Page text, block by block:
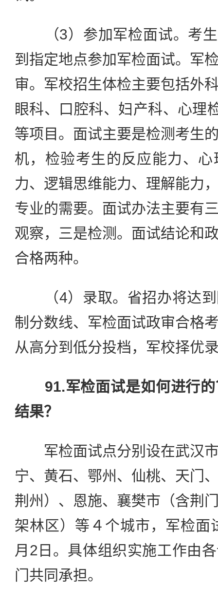
（3）参加军检面试。考生
到指定地点参加军检面试。军
审。军校招生体检主要包括外
眼科、口腔科、妇产科、心理
等项目。面试主要是检测考生
机，检验考生的反应能力、
力、逻辑思维能力、理解能力
专业的需要。面试办法主要有
观察，三是检测。面试结论和
合格两种。
（4）录取。省招办将达到
制分数线、军检面试政审合格
从高分到低分投档，军校择优
91.军检面试是如何进行
结果？
军检面试点分别设在武汉市
宁、黄石、鄂州、仙桃、天门
荆州）、恩施、襄樊市（含荆
架林区）等４个城市，军检面
月2日。具体组织实施工作由
门共同承担。